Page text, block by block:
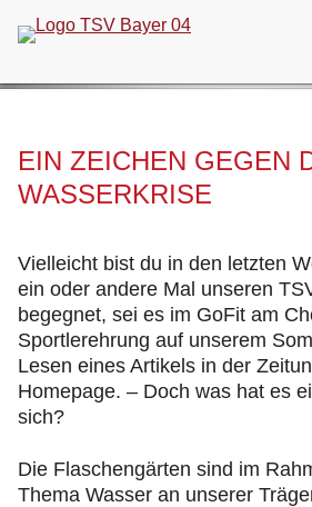
überspringen
EIN ZEICHEN GEGEN
WASSERKRISE
Vielleicht bist du in den letzten
ein oder andere Mal unseren
begegnet, sei es im GoFit am
Sportlerehrung auf unserem
Lesen eines Artikels in der
Homepage. – Doch was hat es
sich?
Die Flaschengärten sind im
Thema Wasser an unserer